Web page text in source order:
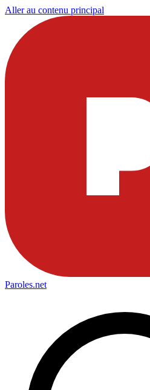
Aller au contenu principal
Paroles.net